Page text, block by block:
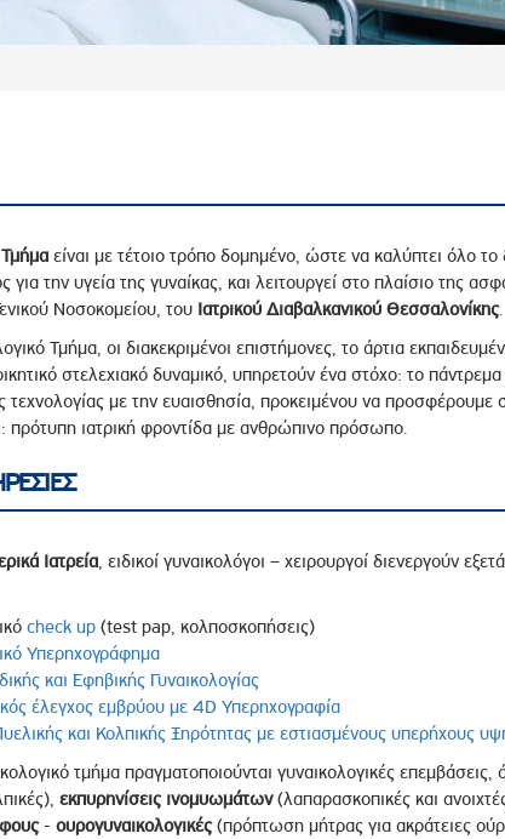
Συνεργατών
των Δικαιωμάτων των
Τμήμαείναι με τέτοιο τρόπο δομημένο, ώστε να καλύπτει όλο το
για την υγεία της γυναίκας, και λειτουργεί στο πλαίσιο της
Νοσοκομείου, του Ιατρικού Διαβαλκανικού Θεσσαλονίκης.
Τμήμα, οι διακεκριμένοι επιστήμονες, το άρτια
στελεχιακό δυναμικό, υπηρετούν ένα στόχο: το
τεχνολογίας με την ευαισθησία, προκειμένου να προσφέρουμε
πρότυπη ιατρική φροντίδα με ανθρώπινο πρόσωπο.
Ιατρεία, ειδικοί γυναικολόγοι – χειρουργοί διενεργούν
check up(test pap, κολποσκοπήσεις)
Υπερηχογράφημα
και Εφηβικής Γυναικολογίας
έλεγχος εμβρύου με 4D Υπερηχογραφία
και Κολπικής Ξηρότητας με εστιασμένους υπερήχους
τμήμα πραγματοποιούνται γυναικολογικές επεμβάσεις,
εκπυρηνίσεις ινομυωμάτων(λαπαρασκοπικές και
- ουρογυναικολογικές(πρόπτωση μήτρας για ακράτειες